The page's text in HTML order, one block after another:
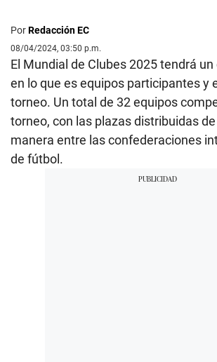
PorRedacción EC
08/04/2024, 03:50 p.m.
El Mundial de Clubes 2025 tendrá
en lo que es equipos participantes y
torneo. Un total de 32 equipos
torneo, con las plazas distribuidas
manera entre las confederaciones
de fútbol.